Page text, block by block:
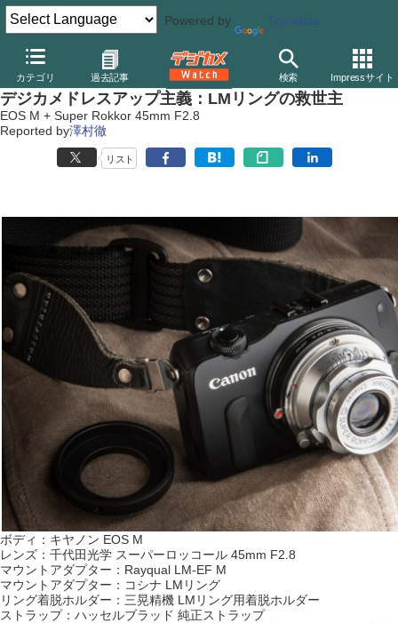
Powered by Translate
カテゴリ 過去記事 検索 Impressサイト
デジカメ Watch カメラ 一眼レフカメラ キヤノン
デジカメドレスアップ主義：LMリングの救世主
EOS M + Super Rokkor 45mm F2.8
Reported by澤村徹
リスト
ボディ：キヤノン EOS M
レンズ：千代田光学 スーパーロッコール 45mm F2.8
マウントアダプター：Rayqual LM-EF M
マウントアダプター：コシナ LMリング
リング着脱ホルダー：三晃精機 LMリング用着脱ホルダー
ストラップ：ハッセルブラッド 純正ストラップ